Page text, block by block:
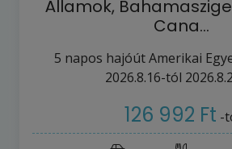
Államok,
Cana…
5 napos hajóútAmerikai
2026.8.16-tól
126 992 Ft -